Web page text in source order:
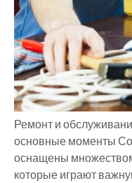
Ремонт и
основные моменты
оснащены
которые играют